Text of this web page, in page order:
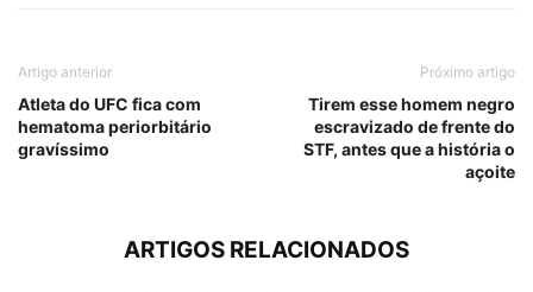
Artigo anterior
Atleta do UFC fica com
hematoma periorbitário
gravíssimo
Próximo artigo
Tirem esse homem negro
escravizado de frente do
STF, antes que a história o
açoite
ARTIGOS RELACIONADOS